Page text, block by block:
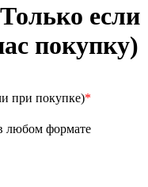
если
покупку)
при покупке)*
любом формате